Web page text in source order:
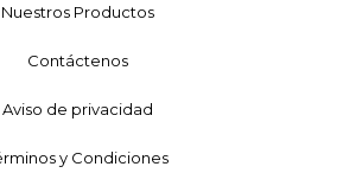
Nuestros Productos
Contáctenos
Aviso de privacidad
y Condiciones